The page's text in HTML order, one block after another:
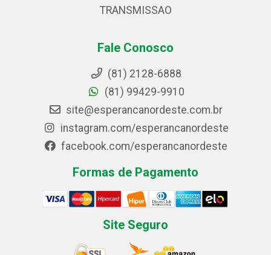
TRANSMISSAO
Fale Conosco
(81) 2128-6888
(81) 99429-9910
site@esperancanordeste.com.br
instagram.com/esperancanordeste
facebook.com/esperancanordeste
Formas de Pagamento
Site Seguro